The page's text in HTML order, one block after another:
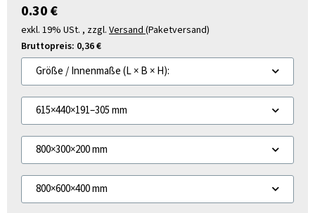
Viele Größen wählbar
Versandgüter
Flachliegende Lieferung
Recyclingfähigund vielseitig einsetzbar
Wählen Sie einfach das passende Innenmaß und die gewünschte
Verpackungseinheit aus. Für größere Mengen oder regelmäßigen
Bedarf erstellen wir Ihnen gerne ein individuelles Angebot.
Größe / Innenmaße (L × B × H):
615×440×191–305 mm
800×300×200 mm
800×600×400 mm
0.30 €
exkl. 19% USt. , zzgl. Versand (Paketversand)
Bruttopreis: 0,36 €